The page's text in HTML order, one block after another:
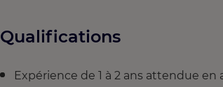
Qualifications
Expérience de 1 à 2 ans attendue en